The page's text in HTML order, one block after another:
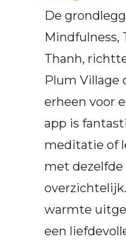
De
Mindfulness,
Thanh,
Plum Village
erheen voor
app is
meditatie of
met dezelfde
warmte
een